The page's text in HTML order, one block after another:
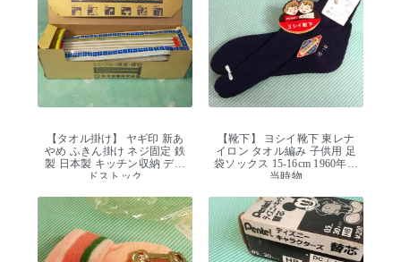
【タオル掛け】 ヤギ印 新あ
やめ ふきん掛け ネジ固定 鉄
製 日本製 キッチン収納 デッ
ドストック
【靴下】 ヨシイ靴下 東レナ
イロン タオル編み 子供用 足
袋ソックス 15-16cm 1960年代
当時物